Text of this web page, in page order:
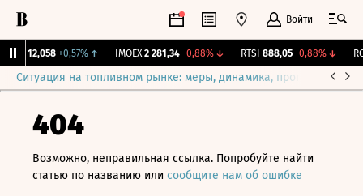
Войти
12,058 +0,57%↑ IMOEX 2 281,34 -0,88%↓ RTSI 888,05 -0,88%↓
Ситуация на топливном рынке: меры, динамика, прогнозы
404
Возможно, неправильная ссылка. Попробуйте найти
статью по названию или сообщите нам об ошибке